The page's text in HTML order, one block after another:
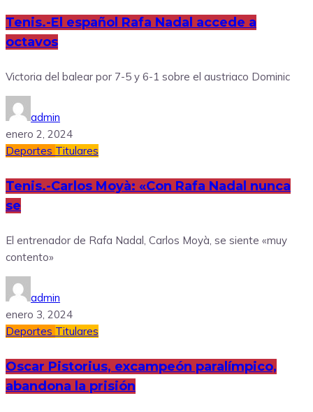
Tenis.-El español Rafa Nadal accede a
octavos
Victoria del balear por 7-5 y 6-1 sobre el austriaco Dominic
admin
enero 2, 2024
Deportes Titulares
Tenis.-Carlos Moyà: «Con Rafa Nadal nunca
se
El entrenador de Rafa Nadal, Carlos Moyà, se siente «muy
contento»
admin
enero 3, 2024
Deportes Titulares
Oscar Pistorius, excampeón paralímpico,
abandona la prisión